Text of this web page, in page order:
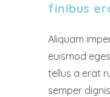
finibus
Aliquam
euismod
tellus a erat
semper